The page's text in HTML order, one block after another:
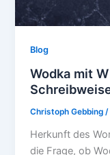
Blog
Wodka mit
Christoph Gebbing /
Herkunft des
die Frage, ob